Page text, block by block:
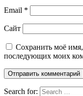
Email *
Сайт
Сохранить моё имя,
последующих моих
Search for: